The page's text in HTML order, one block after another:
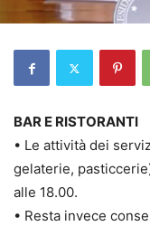
BAR E RISTORANTI
• Le attività dei
gelaterie,
alle 18.00.
• Resta invece